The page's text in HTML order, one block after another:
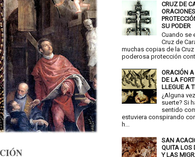
CRUZ DE
SU PODER
Cuando se
Cruz de
muchas copias de la
poderosa protección
ORACIÓN A
DE LA
LLEGUE A
¿Alguna
suerte? Si
sentido
estuviera conspirando
h...
SAN
QUITA LOS
Y LAS